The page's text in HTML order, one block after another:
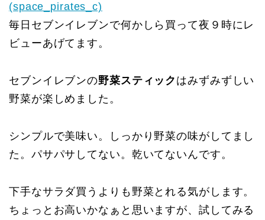
(space_pirates_c)
毎日セブンイレブンで何かしら買って夜９時にレ
ビューあげてます。
セブンイレブンの野菜スティック はみずみずしい
野菜が楽しめました。
シンプルで美味い。しっかり野菜の味がしてまし
た。パサパサしてない。乾いてないんです。
下手なサラダ買うよりも野菜とれる気がします。
ちょっとお高いかなぁと思いますが、試してみる